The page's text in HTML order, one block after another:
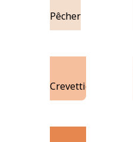
Pêcher
Crevettier